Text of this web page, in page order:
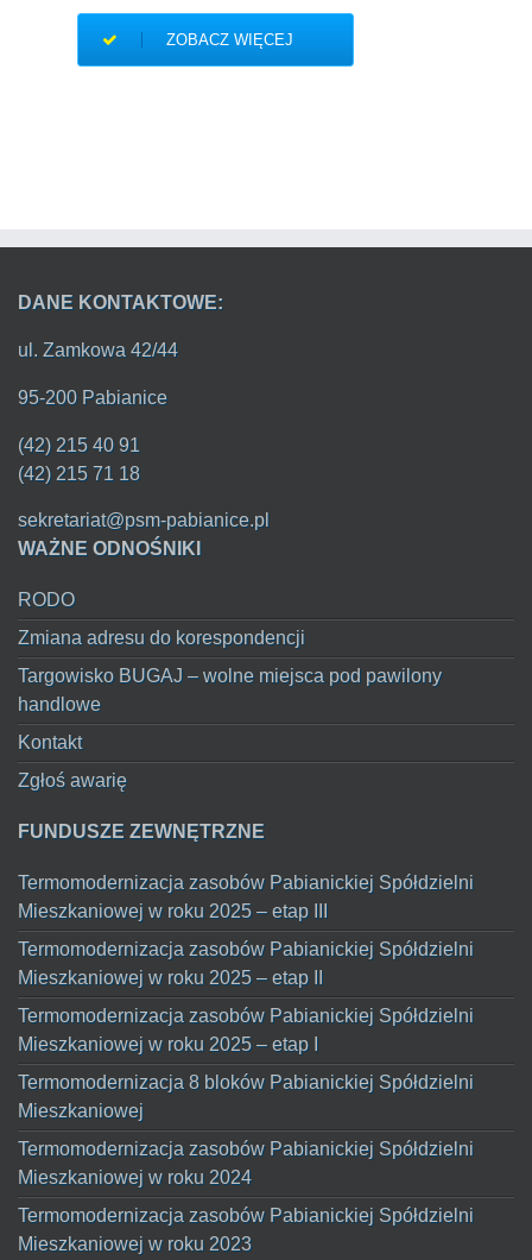
ZOBACZ WIĘCEJ
DANE KONTAKTOWE:
ul. Zamkowa 42/44
95-200 Pabianice
(42) 215 40 91
(42) 215 71 18
sekretariat@psm-pabianice.pl
WAŻNE ODNOŚNIKI
RODO
Zmiana adresu do korespondencji
Targowisko BUGAJ – wolne miejsca pod pawilony
handlowe
Kontakt
Zgłoś awarię
FUNDUSZE ZEWNĘTRZNE
Termomodernizacja zasobów Pabianickiej Spółdzielni
Mieszkaniowej w roku 2025 – etap III
Termomodernizacja zasobów Pabianickiej Spółdzielni
Mieszkaniowej w roku 2025 – etap II
Termomodernizacja zasobów Pabianickiej Spółdzielni
Mieszkaniowej w roku 2025 – etap I
Termomodernizacja 8 bloków Pabianickiej Spółdzielni
Mieszkaniowej
Termomodernizacja zasobów Pabianickiej Spółdzielni
Mieszkaniowej w roku 2024
Termomodernizacja zasobów Pabianickiej Spółdzielni
Mieszkaniowej w roku 2023